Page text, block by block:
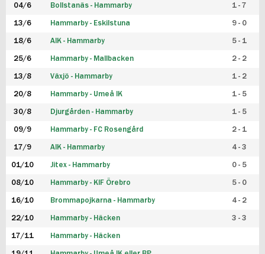
04/6 Bollstanäs - Hammarby 1 - 7
13/6 Hammarby - Eskilstuna 9 - 0
18/6 AIK - Hammarby 5 - 1
25/6 Hammarby - Mallbacken 2 - 2
13/8 Växjö - Hammarby 1 - 2
20/8 Hammarby - Umeå IK 1 - 5
30/8 Djurgården - Hammarby 1 - 5
09/9 Hammarby - FC Rosengård 2 - 1
17/9 AIK - Hammarby 4 - 3
01/10 Jitex - Hammarby 0 - 5
08/10 Hammarby - KIF Örebro 5 - 0
16/10 Brommapojkarna - Hammarby 4 - 2
22/10 Hammarby - Häcken 3 - 3
17/11 Hammarby - Häcken